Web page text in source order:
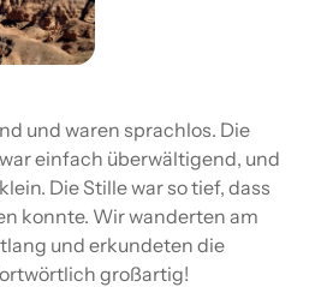
und waren sprachlos. Die
einfach überwältigend, und
Die Stille war so tief, dass
konnte. Wir wanderten am
und erkundeten die
großartig!